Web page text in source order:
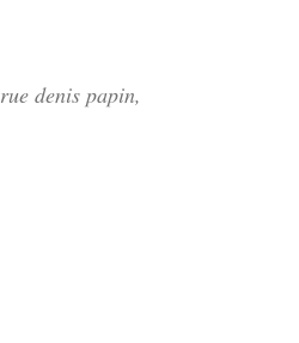
rue denis papin,